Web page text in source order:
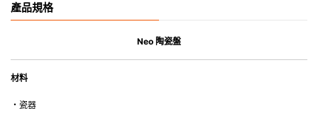
• 可用於洗碗機。
• 合乎食用安全的塗層表面，幾乎不黏，食物容易脫落，清洗方便。
*不可直接用於熱源上
產品規格
Neo 陶瓷盤
材料
・瓷器